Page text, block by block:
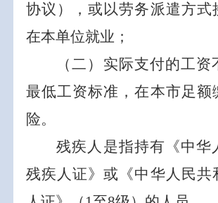
协议），或以劳务派遣方式
在本单位就业；
（二 ）实际支付的工资
最低工资标准，在本市足额
险。
残疾人是指持有《中华
残疾人证》或《中华人民共